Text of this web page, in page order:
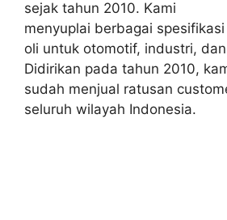
sejak tahun 2010. Kami
menyuplai berbagai
oli untuk otomotif, industri,
Didirikan pada tahun 2010,
sudah menjual ratusan
seluruh wilayah Indonesia.